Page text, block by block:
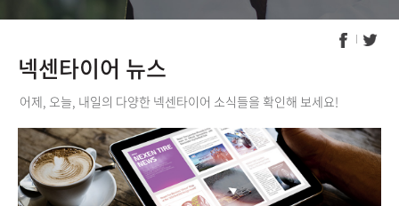
NEWS &
넥센타이어 뉴스
어제, 오늘, 내일의 다양한 넥센타이어 소식들을 확인해 보세요!